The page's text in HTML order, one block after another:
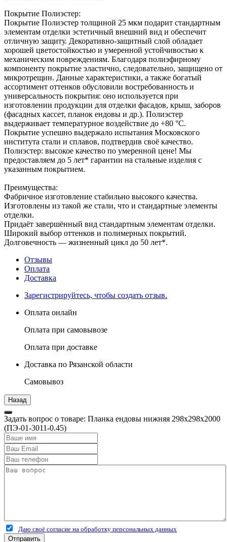
Покрытие Полиэстер:
Покрытие Полиэстер толщиной 25 мкм подарит стандартным
элементам отделки эстетичный внешний вид и обеспечит
отличную защиту. Декоративно-защитный слой обладает
хорошей цветостойкостью и умеренной устойчивостью к
механическим повреждениям. Благодаря полиэфирному
компоненту покрытие эластично, следовательно, защищено от
микротрещин. Данные характеристики, а также богатый
ассортимент оттенков обусловили востребованность и
универсальность покрытия: оно используется при
изготовлении продукции для отделки фасадов, крыш, заборов
(фасадных кассет, планок ендовы и др.). Полиэстер
выдерживает температурное воздействие до +80 °С.
Покрытие успешно выдержало испытания Московского
института стали и сплавов, подтвердив своё качество.
Полиэстер: высокое качество по умеренной цене! Мы
предоставляем до 5 лет* гарантии на стальные изделия с
указанным покрытием.
Преимущества:
Фабричное изготовление стабильно высокого качества.
Изготовлены из такой же стали, что и стандартные элементы
отделки.
Придаёт завершённый вид стандартным элементам отделки.
Широкий выбор оттенков и полимерных покрытий.
Долговечность — жизненный цикл до 50 лет*.
Отзывы
Оплата
Доставка
Зарегистрируйтесь, чтобы создать отзыв.
Оплата онлайн
Оплата при самовывозе
Оплата при доставке
Доставка по Рязанской области
Самовывоз
Задать вопрос о товаре: Планка ендовы нижняя 298х298х2000
(ПЭ-01-3011-0.45)
Даю своё согласие на обработку персональных данных
Отправить